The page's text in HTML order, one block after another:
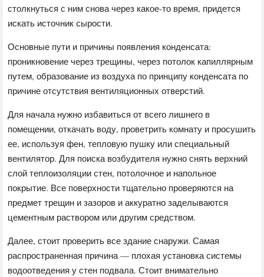
столкнуться с ним снова через какое-то время, придется
искать источник сырости.
Основные пути и причины появления конденсата:
проникновение через трещины, через потолок капиллярным
путем, образование из воздуха по принципу конденсата по
причине отсутствия вентиляционных отверстий.
Для начала нужно избавиться от всего лишнего в
помещении, откачать воду, проветрить комнату и просушить
ее, используя фен, тепловую пушку или специальный
вентилятор. Для поиска возбудителя нужно снять верхний
слой теплоизоляции стен, потолочное и напольное
покрытие. Все поверхности тщательно проверяются на
предмет трещин и зазоров и аккуратно заделываются
цементным раствором или другим средством.
Далее, стоит проверить все здание снаружи. Самая
распространенная причина — плохая установка системы
водоотведения у стен подвала. Стоит внимательно